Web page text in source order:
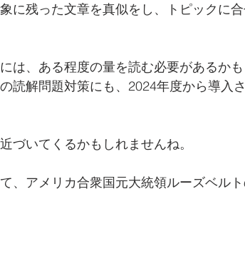
に残った文章を真似をし、トピックに
は、ある程度の量を読む必要があるかも
読解問題対策にも、2024年度から導入
づいてくるかもしれませんね。
、アメリカ合衆国元大統領ルーズベル